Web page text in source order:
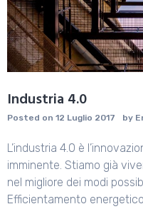
Industria 4.0
Posted on 12 Luglio 2017 by
L’industria 4.0 è
imminente. Stiamo già
nel migliore dei modi
Efficientamento